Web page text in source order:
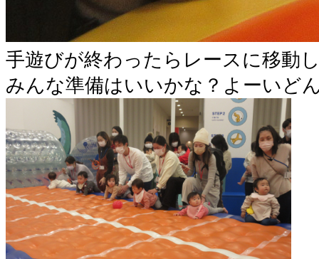
手遊びが終わったらレースに移動
みんな準備はいいかな？よーいど